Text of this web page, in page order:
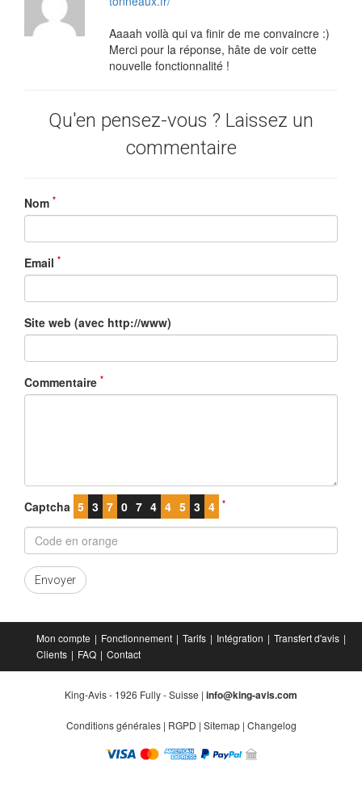
Aaaah voilà qui va finir de me convaincre :)
Merci pour la réponse, hâte de voir cette
nouvelle fonctionnalité !
Qu'en pensez-vous ? Laissez un
commentaire
Nom *
Email *
Site web (avec http://www)
Commentaire *
Captcha 5 3 7 0 7 4 4 5 3 4 *
Envoyer
Mon compte Fonctionnement Tarifs Intégration
Transfert d'avis
Clients
FAQ Contact
King-Avis - 1926 Fully - Suisse | info@king-avis.com
Conditions générales| RGPD | Sitemap| Changelog